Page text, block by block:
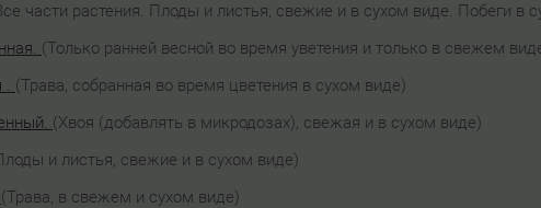
части растения. Плоды и листья, свежие и в сухом виде. Побеги в
(Только ранней весной во время уветения и только в свежем
. (Трава, собранная во время цветения в сухом виде)
(Хвоя (добавлять в микродозах), свежая и в сухом виде)
и листья, свежие и в сухом виде)
(Трава, в свежем и сухом виде)